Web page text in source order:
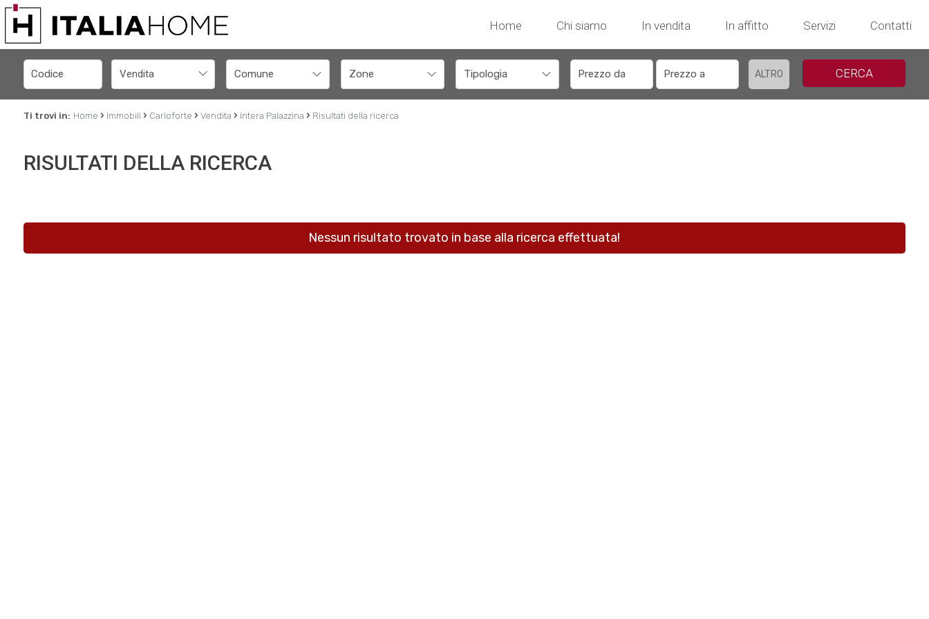
Home Chi siamo In vendita In affitto Servizi Contatti
Vendita ALTRO CERCA
Ti trovi in: Home › Immobili › Carloforte › Vendita › Intera Palazzina › Risultati della ricerca
RISULTATI DELLA RICERCA
Nessun risultato trovato in base alla ricerca effettuata!